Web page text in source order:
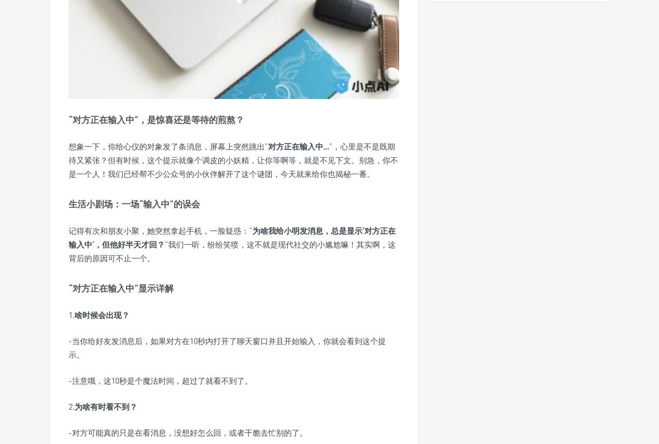
“对方正在输入中”，是惊喜还是等待的煎熬？
想象一下，你给心仪的对象发了条消息，屏幕上突然跳出“对方正在输入中...”，心里是不是既期
待又紧张？但有时候，这个提示就像个调皮的小妖精，让你等啊等，就是不见下文。别急，你不
是一个人！我们已经帮不少公众号的小伙伴解开了这个谜团，今天就来给你也揭秘一番。
生活小剧场：一场“输入中”的误会
记得有次和朋友小聚，她突然拿起手机，一脸疑惑：“为啥我给小明发消息，总是显示‘对方正在
输入中’，但他好半天才回？ ”我们一听，纷纷笑喷，这不就是现代社交的小尴尬嘛！其实啊，这
背后的原因可不止一个。
“对方正在输入中”显示详解
1.啥时候会出现？
-当你给好友发消息后，如果对方在10秒内打开了聊天窗口并且开始输入，你就会看到这个提
示。
-注意哦，这10秒是个魔法时间，超过了就看不到了。
2.为啥有时看不到？
-对方可能真的只是在看消息，没想好怎么回，或者干脆去忙别的了。